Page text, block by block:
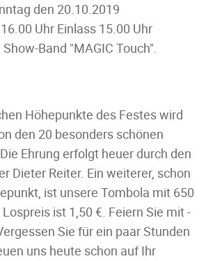
den 20.10.2019
Uhr Einlass 15.00 Uhr
Band "MAGIC Touch".
Höhepunkte des Festes wird
den 20 besonders schönen
Ehrung erfolgt heuer durch den
Dieter Reiter. Ein weiterer, schon
ist unsere Tombola mit 650
ist 1,50 €. Feiern Sie mit -
Sie für ein paar Stunden
uns heute schon auf Ihr